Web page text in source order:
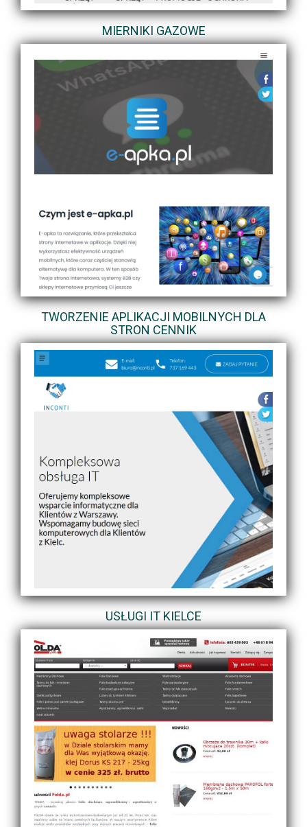
MIERNIKI GAZOWE
TWORZENIE APLIKACJI MOBILNYCH DLA
STRON CENNIK
USŁUGI IT KIELCE